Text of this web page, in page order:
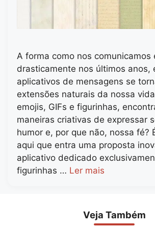
A forma como nos comunicamos
drasticamente nos últimos anos,
aplicativos de mensagens se
extensões naturais da nossa
emojis, GIFs e figurinhas,
maneiras criativas de expressar
humor e, por que não, nossa fé?
aqui que entra uma proposta
aplicativo dedicado
figurinhas … Ler mais
Veja Também